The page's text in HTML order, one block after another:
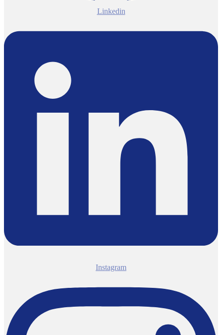
Linkedin
Instagram